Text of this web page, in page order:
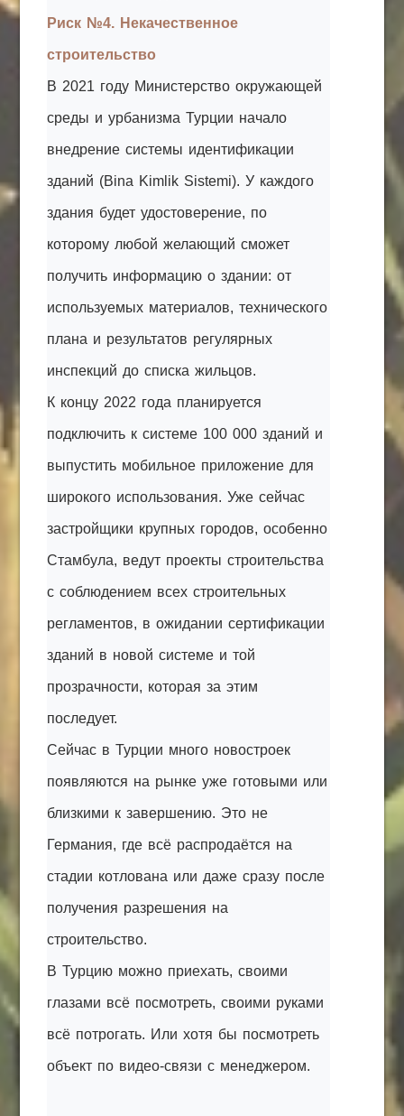
Риск №4. Некачественное
строительство
В 2021 году Министерство окружающей
среды и урбанизма Турции начало
внедрение системы идентификации
зданий (Bina Kimlik Sistemi). У каждого
здания будет удостоверение, по
которому любой желающий сможет
получить информацию о здании: от
используемых материалов, технического
плана и результатов регулярных
инспекций до списка жильцов.
К концу 2022 года планируется
подключить к системе 100 000 зданий и
выпустить мобильное приложение для
широкого использования. Уже сейчас
застройщики крупных городов, особенно
Стамбула, ведут проекты строительства
с соблюдением всех строительных
регламентов, в ожидании сертификации
зданий в новой системе и той
прозрачности, которая за этим
последует.
Сейчас в Турции много новостроек
появляются на рынке уже готовыми или
близкими к завершению. Это не
Германия, где всё распродаётся на
стадии котлована или даже сразу после
получения разрешения на
строительство.
В Турцию можно приехать, своими
глазами всё посмотреть, своими руками
всё потрогать. Или хотя бы посмотреть
объект по видео-связи с менеджером.